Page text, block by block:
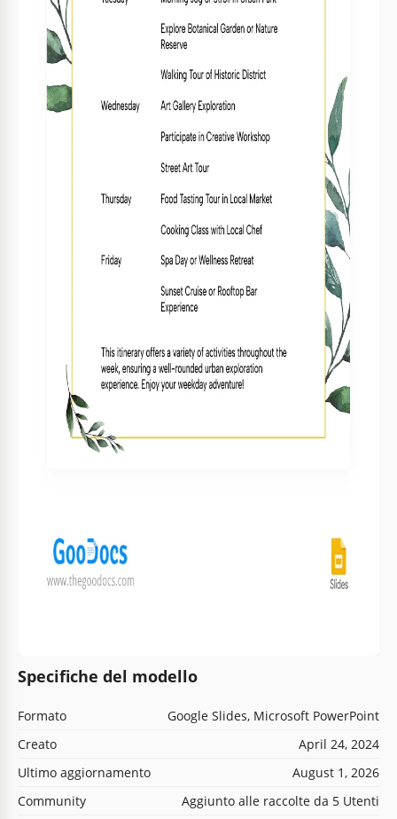
Specifiche del modello
Formato
Google Slides, Microsoft PowerPoint
Creato
April 24, 2024
Ultimo aggiornamento
August 1, 2026
Community
Aggiunto alle raccolte da 5 Utenti